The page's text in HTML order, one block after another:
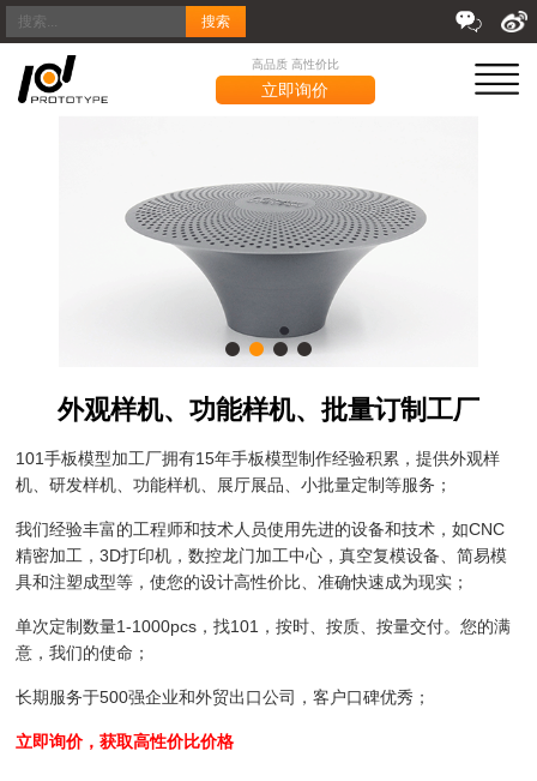
搜索
高品质 高性价比
立即询价
外观样机、功能样机、批量订制工厂
101手板模型加工厂拥有15年手板模型制作经验积累，提供外观样
机、研发样机、功能样机、展厅展品、小批量定制等服务；
我们经验丰富的工程师和技术人员使用先进的设备和技术，如CNC
精密加工，3D打印机，数控龙门加工中心，真空复模设备、简易模
具和注塑成型等，使您的设计高性价比、准确快速成为现实；
单次定制数量1-1000pcs，找101，按时、按质、按量交付。您的满
意，我们的使命；
长期服务于500强企业和外贸出口公司，客户口碑优秀；
立即询价，获取高性价比价格